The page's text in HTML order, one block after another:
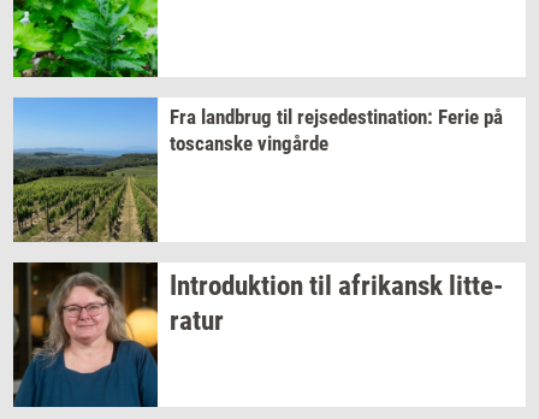
Fra land­brug til rej­se­desti­na­tion: Ferie på
toscan­ske vin­går­de
In­tro­duk­tiontil afri­kansk lit­te­
ra­tur